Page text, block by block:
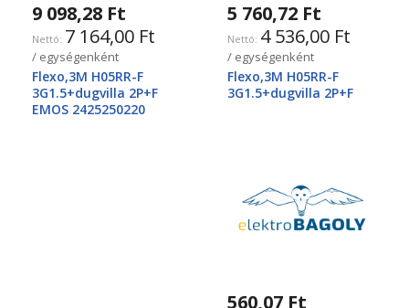
9 098,28 Ft
7 164,00 Ft
/ egységenként
Flexo,3M H05RR-F
3G1.5+dugvilla 2P+F
EMOS 2425250220
5 760,72 Ft
4 536,00 Ft
/ egységenként
Flexo,3M H05RR-F
3G1.5+dugvilla 2P+F
560,07 Ft